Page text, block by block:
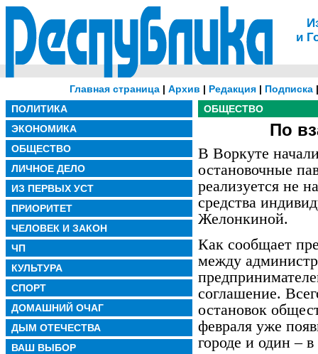
и
Главная страница | Архив | Редакция | Подписка
ПОЛИТИКА
ЭКОНОМИКА
ОБЩЕСТВО
ЛИЧНОЕ ДЕЛО
ИЗ ПЕРВЫХ УСТ
ПРИОРИТЕТ
ЧЕЛОВЕК И ЗАКОН
ЧП
КУЛЬТУРА
СПОРТ
ДОМАШНИЙ ОЧАГ
ДЫМ ОТЕЧЕСТВА
ВАШ ВЫБОР
ОБЩЕСТВО
По
В Воркуте
остановочные
реализуется не
средства
Желонкиной.
Как сообщает
между
соглашение.
остановок
февраля уже
городе и один –